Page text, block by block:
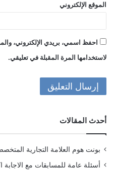
الموقع الإلكتروني
احفظ اسمي، بريدي الإلكتروني،
لاستخدامها المرة المقبلة في تعليقي.
أحدث المقالات
بونت هوم العلامة التجارية
أسئلة عامة للمسابقات مع الاجابة اكثر